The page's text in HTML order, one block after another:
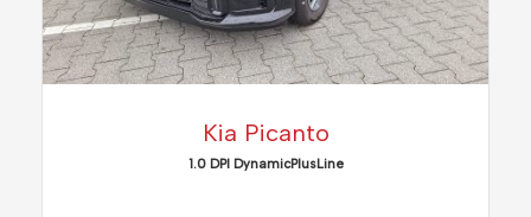
Kia Picanto
1.0 DPI DynamicPlusLine